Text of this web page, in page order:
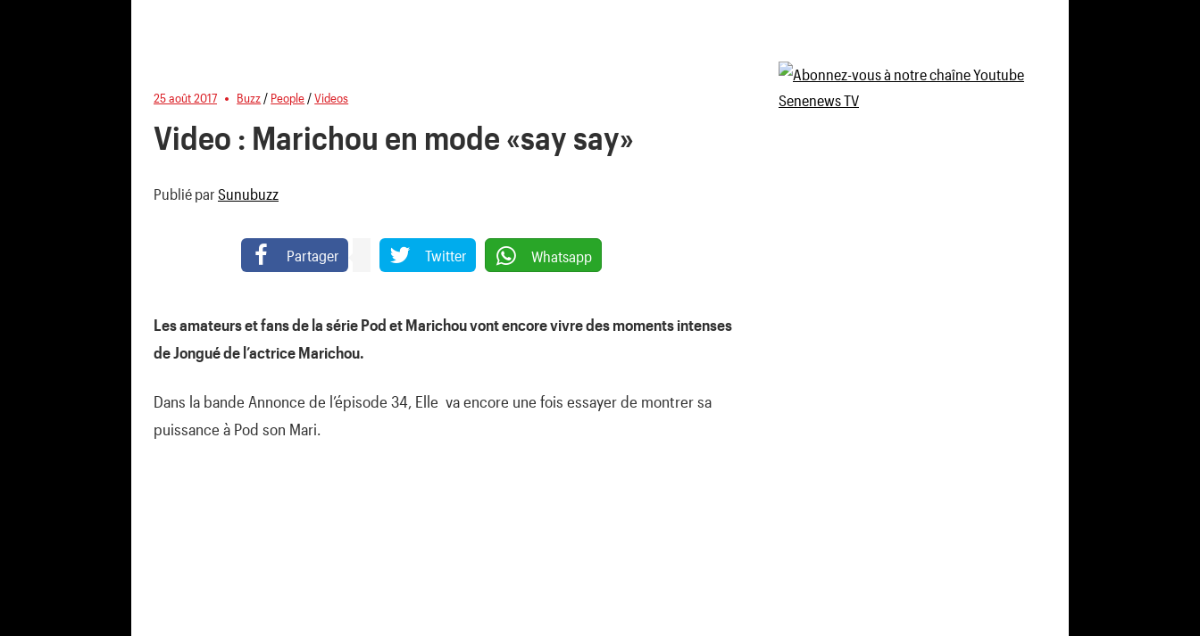
25 août 2017 Buzz / People /Videos
Video : Marichou en mode «say say»
Publié par Sunubuzz
Partager Twitter Whatsapp
Les amateurs et fans de la série Pod et Marichou vont encore vivre des moments intenses
de Jongué de l’actrice Marichou.
Dans la bande Annonce de l’épisode 34, Elle va encore une fois essayer de montrer sa
puissance à Pod son Mari.